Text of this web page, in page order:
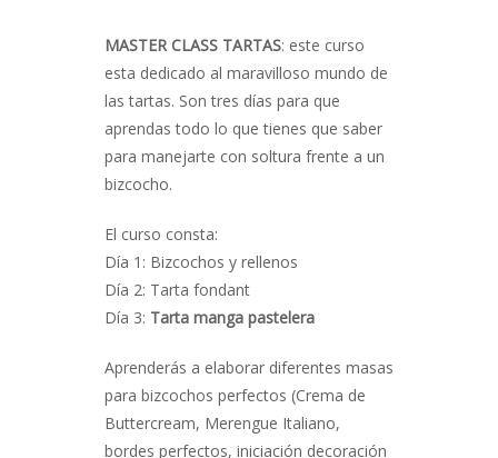
MASTER CLASS TARTAS: este curso
esta dedicado al maravilloso mundo de
las tartas. Son tres días para que
aprendas todo lo que tienes que saber
para manejarte con soltura frente a un
bizcocho.
El curso consta:
Día 1: Bizcochos y rellenos
Día 2: Tarta fondant
Día 3: Tarta manga pastelera
Aprenderás a elaborar diferentes masas
para bizcochos perfectos (Crema de
Buttercream, Merengue Italiano,
bordes perfectos, iniciación decoración